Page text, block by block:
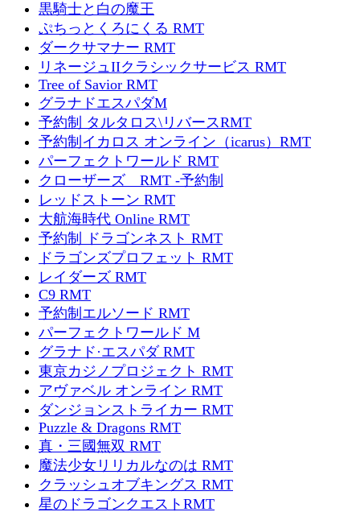
黒騎士と白の魔王
ぷちっとくろにくる RMT
ダークサマナー RMT
リネージュIIクラシックサービス RMT
Tree of Savior RMT
グラナドエスパダM
予約制 タルタロス\リバースRMT
予約制イカロス オンライン（icarus）RMT
パーフェクトワールド RMT
クローザーズ RMT -予約制
レッドストーン RMT
大航海時代 Online RMT
予約制 ドラゴンネスト RMT
ドラゴンズプロフェット RMT
レイダーズ RMT
C9 RMT
予約制エルソード RMT
パーフェクトワールド M
グラナド·エスパダ RMT
東京カジノプロジェクト RMT
アヴァベル オンライン RMT
ダンジョンストライカー RMT
Puzzle & Dragons RMT
真・三國無双 RMT
魔法少女リリカルなのは RMT
クラッシュオブキングス RMT
星のドラゴンクエストRMT